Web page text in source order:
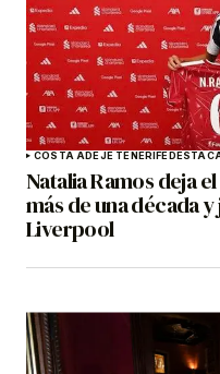
COSTA ADEJE TENERIFE
Natalia Ramos deja
más de una década
Liverpool